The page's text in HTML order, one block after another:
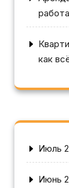
как
Июль
Июнь